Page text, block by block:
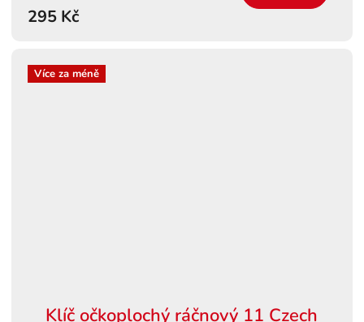
295 Kč
Více za méně
Klíč očkoplochý ráčnový 11 Czech